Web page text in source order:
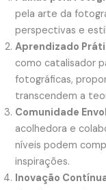
pela arte da
perspectivas e
Aprendizado
como catalisador
fotográficas,
transcendem a
Comunidade
acolhedora e
níveis podem
inspirações.
Inovação